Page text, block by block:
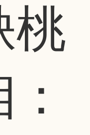
桃